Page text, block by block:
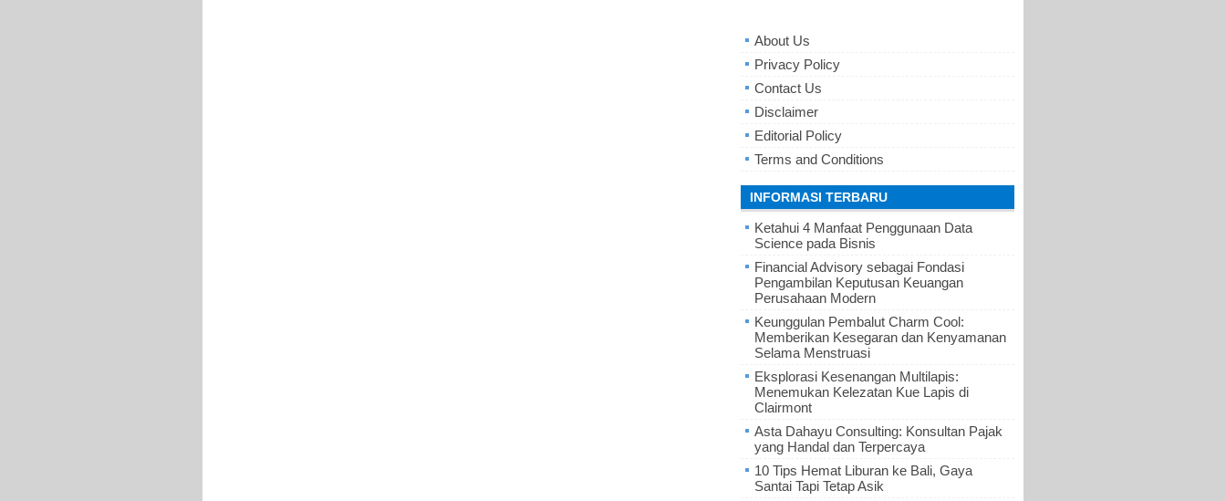
About Us
Privacy Policy
Contact Us
Disclaimer
Editorial Policy
Terms and Conditions
INFORMASI TERBARU
Ketahui 4 Manfaat Penggunaan Data
Science pada Bisnis
Financial Advisory sebagai Fondasi
Pengambilan Keputusan Keuangan
Perusahaan Modern
Keunggulan Pembalut Charm Cool:
Memberikan Kesegaran dan Kenyamanan
Selama Menstruasi
Eksplorasi Kesenangan Multilapis:
Menemukan Kelezatan Kue Lapis di
Clairmont
Asta Dahayu Consulting: Konsultan Pajak
yang Handal dan Terpercaya
10 Tips Hemat Liburan ke Bali, Gaya
Santai Tapi Tetap Asik